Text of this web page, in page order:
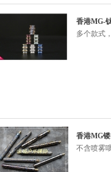
香港MG-
多个款式
香港MG
不含喷雾